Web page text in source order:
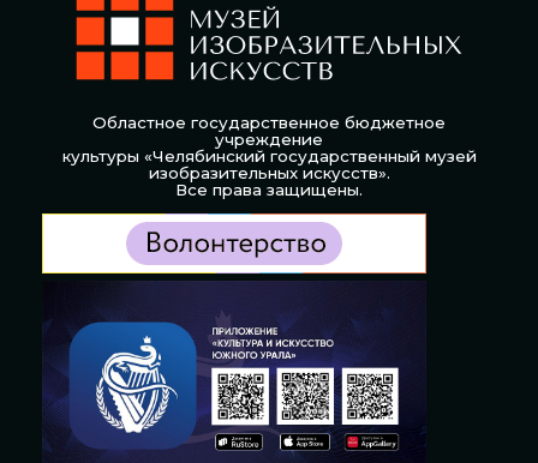
Областное государственное бюджетное
учреждение
культуры «Челябинский государственный музей
изобразительных искусств».
Все права защищены.